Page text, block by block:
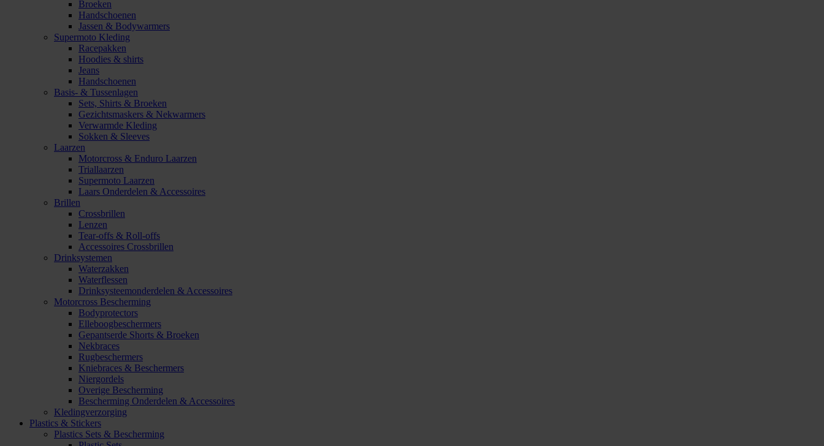
Broeken
Handschoenen
Jassen & Bodywarmers
Supermoto Kleding
Racepakken
Hoodies & shirts
Jeans
Handschoenen
Basis- & Tussenlagen
Sets, Shirts & Broeken
Gezichtsmaskers & Nekwarmers
Verwarmde Kleding
Sokken & Sleeves
Laarzen
Motorcross & Enduro Laarzen
Triallaarzen
Supermoto Laarzen
Laars Onderdelen & Accessoires
Brillen
Crossbrillen
Lenzen
Tear-offs & Roll-offs
Accessoires Crossbrillen
Drinksystemen
Waterzakken
Waterflessen
Drinksysteemonderdelen & Accessoires
Motorcross Bescherming
Bodyprotectors
Elleboogbeschermers
Gepantserde Shorts & Broeken
Nekbraces
Rugbeschermers
Kniebraces & Beschermers
Niergordels
Overige Bescherming
Bescherming Onderdelen & Accessoires
Kledingverzorging
Plastics & Stickers
Plastics Sets & Bescherming